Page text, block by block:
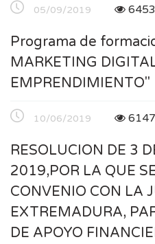
05/09/2019 6453
Programa de
MARKETING
EMPRENDIMIENTO"
10/06/2019 6147
RESOLUCION DE 3
2019,POR LA QUE
CONVENIO CON LA
EXTREMADURA,
DE APOYO